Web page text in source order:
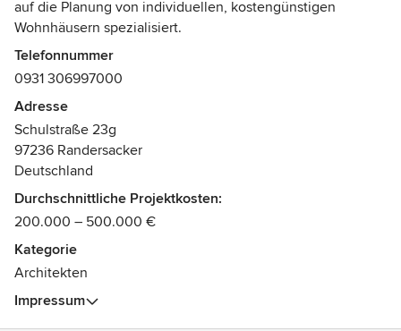
auf die Planung von individuellen, kostengünstigen
Wohnhäusern spezialisiert.
Wir helfen Ihnen, Ihre Bauprojekte erfolgreich und
wirtschaftlich umzusetzen.
Telefonnummer
0931 306997000
Adresse
Schulstraße 23g
97236 Randersacker
Deutschland
Durchschnittliche Projektkosten:
200.000 – 500.000 €
Kategorie
Architekten
Impressum